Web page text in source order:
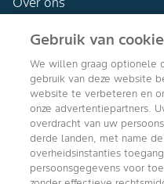
Agro Bayer
Nederland
Volg ons
Gebruik van
We willen graag optionele
gebruik van deze website
website te verbeteren en
onze advertentiepartners.
overdracht van uw
derde landen, met name
overheidsinstanties
persoonsgegevens voor